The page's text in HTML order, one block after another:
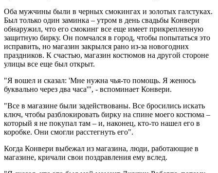
Оба мужчины были в черных смокингах и золотых галстуках.
Был только один заминка – утром в день свадьбы Конвери
обнаружил, что его смокинг все еще имеет прикрепленную
защитную бирку. Он помчался в город, чтобы попытаться это
исправить, но магазин закрылся рано из-за новогодних
праздников. К счастью, магазин костюмов на другой стороне
улицы все еще был открыт.
"Я вошел и сказал: 'Мне нужна чья-то помощь. Я женюсь
буквально через два часа'", - вспоминает Конвери.
"Все в магазине были задействованы. Все бросились искать
ключ, чтобы разблокировать бирку на спине моего костюма –
который я не покупал там – и, наконец, кто-то нашел его в
коробке. Они смогли расстегнуть его".
Когда Конвери выбежал из магазина, люди, работающие в
магазине, кричали свои поздравления ему вслед.